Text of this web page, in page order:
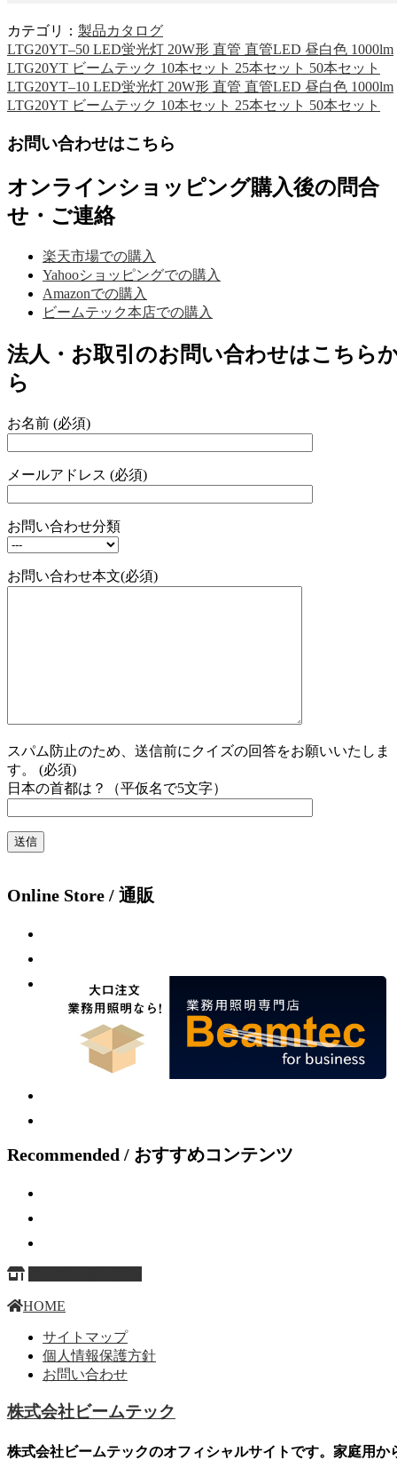
カテゴリ： 製品カタログ
LTG20YT–50 LED蛍光灯 20W形 直管 直管LED 昼白色 1000lm
LTG20YT ビームテック 10本セット 25本セット 50本セット
LTG20YT–10 LED蛍光灯 20W形 直管 直管LED 昼白色 1000lm
LTG20YT ビームテック 10本セット 25本セット 50本セット
お問い合わせはこちら
オンラインショッピング購入後の問合
せ・ご連絡
楽天市場での購入
Yahooショッピングでの購入
Amazonでの購入
ビームテック本店での購入
法人・お取引のお問い合わせはこちら
ら
お名前 (必須)
メールアドレス (必須)
お問い合わせ分類
お問い合わせ本文(必須)
スパム防止のため、送信前にクイズの回答をお願いいたしま
す。 (必須)
日本の首都は？（平仮名で5文字）
Online Store / 通販
Recommended / おすすめコンテンツ
HOME
サイトマップ
個人情報保護方針
お問い合わせ
株式会社ビームテック
株式会社ビームテックのオフィシャルサイトです。家庭用か